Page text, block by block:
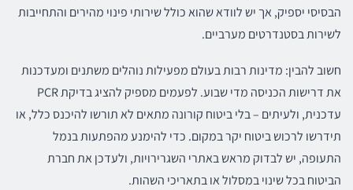
הבסיסי יספיק, אך יש לוודא שהוא כולל שירותי פינוי מהירים והתחייבות
לשירות בסטנדרטים מערביים.
חשוב להבין: מדינות רבות בעולם מפעילות נוהלים משתנים ומעדכנות
את דרישות הכניסה מדי שבוע. לפעמים מספיק להציג בדיקת PCR
עדכנית, ולעיתים – בלי ביטוח קורונה מתאים לא תורשו להיכנס כלל, או
תידרשו לרכוש ביטוח יקר במקום. כדי להימנע מהפתעות בנמל
התעופה, יש לבדוק מראש באתרי השגרירויות, ולעדכן את חברת
הביטוח בכל שינוי במסלול או בתאריכי השהות.